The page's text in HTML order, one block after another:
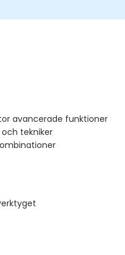
avancerade funktioner
tekniker